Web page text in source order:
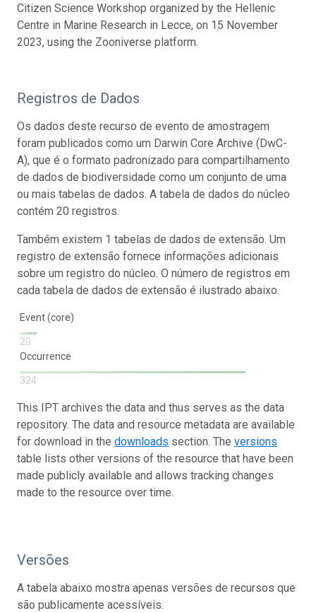
Citizen Science Workshop organized by the Hellenic
Centre in Marine Research in Lecce, on 15 November
2023, using the Zooniverse platform.
Registros de Dados
Os dados deste recurso de evento de amostragem
foram publicados como um Darwin Core Archive (DwC-
A), que é o formato padronizado para compartilhamento
de dados de biodiversidade como um conjunto de uma
ou mais tabelas de dados. A tabela de dados do núcleo
contém 20 registros.
Também existem 1 tabelas de dados de extensão. Um
registro de extensão fornece informações adicionais
sobre um registro do núcleo. O número de registros em
cada tabela de dados de extensão é ilustrado abaixo.
Event (core)
20
Occurrence
324
This IPT archives the data and thus serves as the data
repository. The data and resource metadata are available
for download in the downloads section. The versions
table lists other versions of the resource that have been
made publicly available and allows tracking changes
made to the resource over time.
Versões
A tabela abaixo mostra apenas versões de recursos que
são publicamente acessíveis.